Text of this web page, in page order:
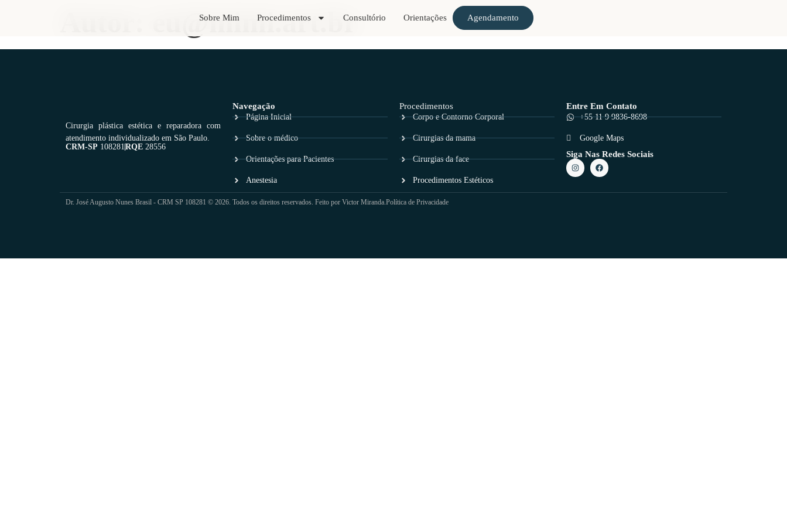
Sobre Mim Procedimentos Consultório Orientações Agendamento
eu@mimi.art.br
Cirurgia plástica estética e reparadora com
atendimento individualizado em São Paulo.
CRM-SP 108281RQE 28556
Navegação
Página Inicial
Sobre o médico
Orientações para Pacientes
Anestesia
Procedimentos
Corpo e Contorno Corporal
Cirurgias da mama
Cirurgias da face
Procedimentos Estéticos
Entre Em Contato
+55 11 9 9836-8698
Google Maps
Siga Nas Redes Sociais
Dr. José Augusto Nunes Brasil - CRM SP 108281 © 2026. Todos os direitos reservados. Feito por Victor Miranda.Política de Privacidade